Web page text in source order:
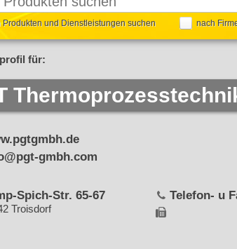
Produkten und Dienstleistungen suchen nach
für:
gmbh.com
Spich-Str. 65-67
Troisdorf
Telefon- u